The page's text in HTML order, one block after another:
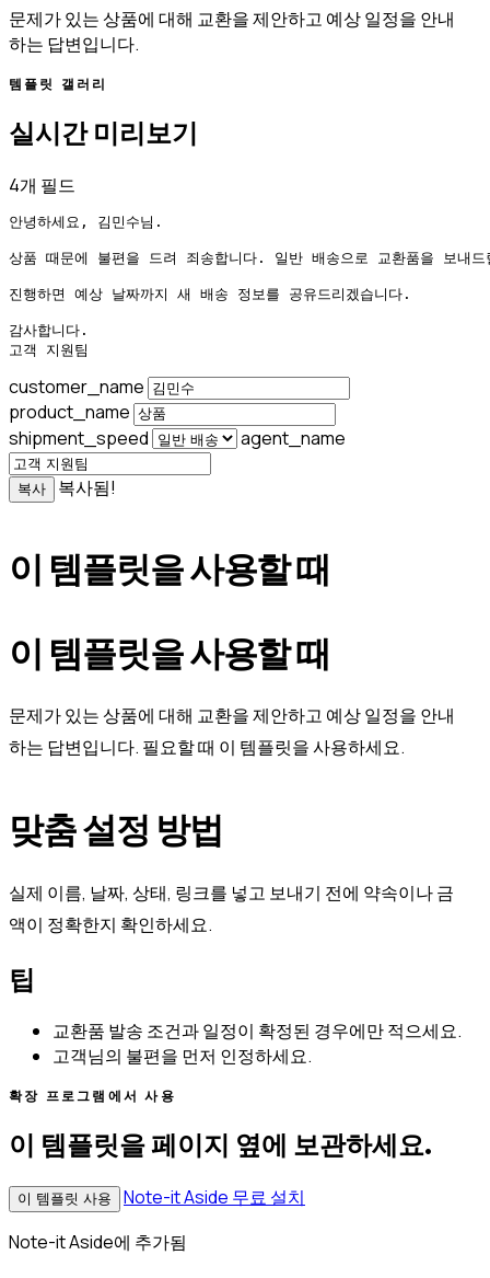
문제가 있는 상품에 대해 교환을 제안하고 예상 일정을 안내
하는 답변입니다.
템플릿 갤러리
실시간 미리보기
4개 필드
안녕하세요, 김민수님.
상품 때문에 불편을 드려 죄송합니다. 일반 배송으로 교환품을 보내
진행하면 예상 날짜까지 새 배송 정보를 공유드리겠습니다.
감사합니다.
고객 지원팀
customer_name
product_name
shipment_speed
agent_name
복사 복사됨!
이 템플릿을 사용할 때
이 템플릿을 사용할 때
문제가 있는 상품에 대해 교환을 제안하고 예상 일정을 안내
하는 답변입니다. 필요할 때 이 템플릿을 사용하세요.
맞춤 설정 방법
실제 이름, 날짜, 상태, 링크를 넣고 보내기 전에 약속이나 금
액이 정확한지 확인하세요.
팁
교환품 발송 조건과 일정이 확정된 경우에만 적으세요.
고객님의 불편을 먼저 인정하세요.
확장 프로그램에서 사용
이 템플릿을 페이지 옆에 보관하세요.
이 템플릿 사용
Note-it Aside 무료 설치
Note-it Aside에 추가됨